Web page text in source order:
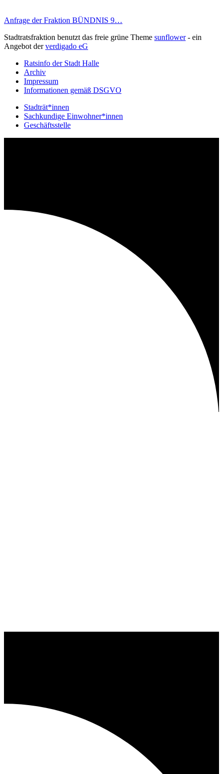
Anfrage der Fraktion BÜNDNIS 9…
Stadtratsfraktion benutzt das freie grüne Theme sunflower‐ ein
Angebot derverdigado eG
Ratsinfo der Stadt Halle
Archiv
Impressum
Informationen gemäß DSGVO
Stadträt*innen
Sachkundige Einwohner*innen
Geschäftsstelle